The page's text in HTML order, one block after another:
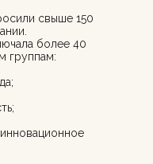
свыше 150
более 40
группам: